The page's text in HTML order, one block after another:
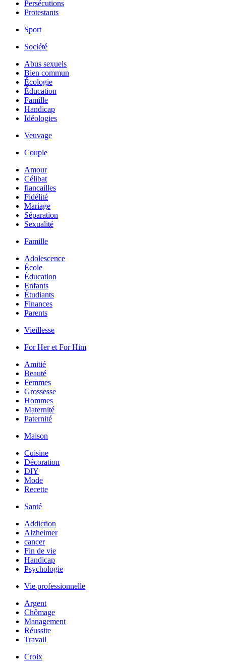
Persécutions
Protestants
Sport
Société
Abus sexuels
Bien commun
Écologie
Éducation
Famille
Handicap
Idéologies
Veuvage
Couple
Amour
Célibat
fiancailles
Fidélité
Mariage
Séparation
Sexualité
Famille
Adolescence
École
Éducation
Enfants
Étudiants
Finances
Parents
Vieillesse
For Her et For Him
Amitié
Beauté
Femmes
Grossesse
Hommes
Maternité
Paternité
Maison
Cuisine
Décoration
DIY
Mode
Recette
Santé
Addiction
Alzheimer
cancer
Fin de vie
Handicap
Psychologie
Vie professionnelle
Argent
Chômage
Management
Réussite
Travail
Croix